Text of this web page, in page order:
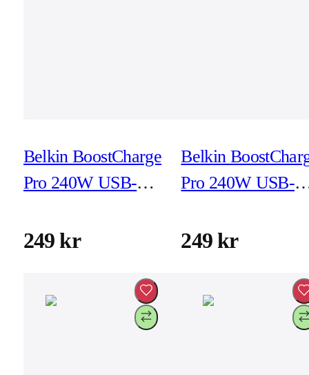
Belkin BoostCharge
Pro 240W USB-C -
249 kr
Belkin
Pro 240W USB-
249 kr